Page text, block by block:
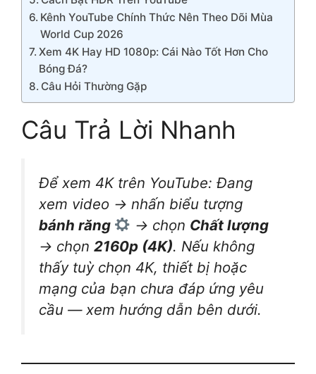
Kênh YouTube Chính Thức Nên Theo Dõi Mùa
World Cup 2026
Xem 4K Hay HD 1080p: Cái Nào Tốt Hơn Cho
Bóng Đá?
Câu Hỏi Thường Gặp
Câu Trả Lời Nhanh
Để xem 4K trên YouTube: Đang
xem video → nhấn biểu tượng
bánh răng
→ chọn Chất lượng
→ chọn 2160p (4K). Nếu không
thấy tuỳ chọn 4K, thiết bị hoặc
mạng của bạn chưa đáp ứng yêu
cầu — xem hướng dẫn bên dưới.